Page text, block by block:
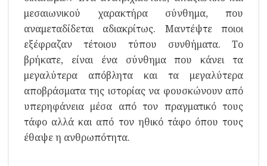
μεσαιωνικού χαρακτήρα σύνθημα, που
αναμεταδίδεται αδιακρίτως. Μαντέψτε ποιοι
εξέφραζαν τέτοιου τύπου συνθήματα. Το
βρήκατε, είναι ένα σύνθημα που κάνει τα
μεγαλύτερα απόβλητα και τα μεγαλύτερα
αποβράσματα της ιστορίας να φουσκώνουν από
υπερηφάνεια μέσα από τον πραγματικό τους
τάφο αλλά και από τον ηθικό τάφο όπου τους
έθαψε η ανθρωπότητα.